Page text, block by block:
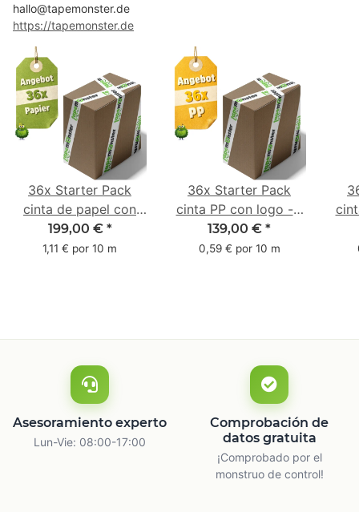
hallo@tapemonster.de
https://tapemonster.de
36x Starter Pack
cinta de papel con
logo - 1 color - 50
mm x 50 m - caucho
199,00 € *
1,11 € por 10 m
36x Starter Pack
cinta PP con logo - 1
color - 48 mm x 66 m
139,00 € *
0,59 € por 10 m
m
Asesoramiento experto
Lun-Vie: 08:00-17:00
Comprobación de
datos gratuita
¡Comprobado por el
monstruo de control!